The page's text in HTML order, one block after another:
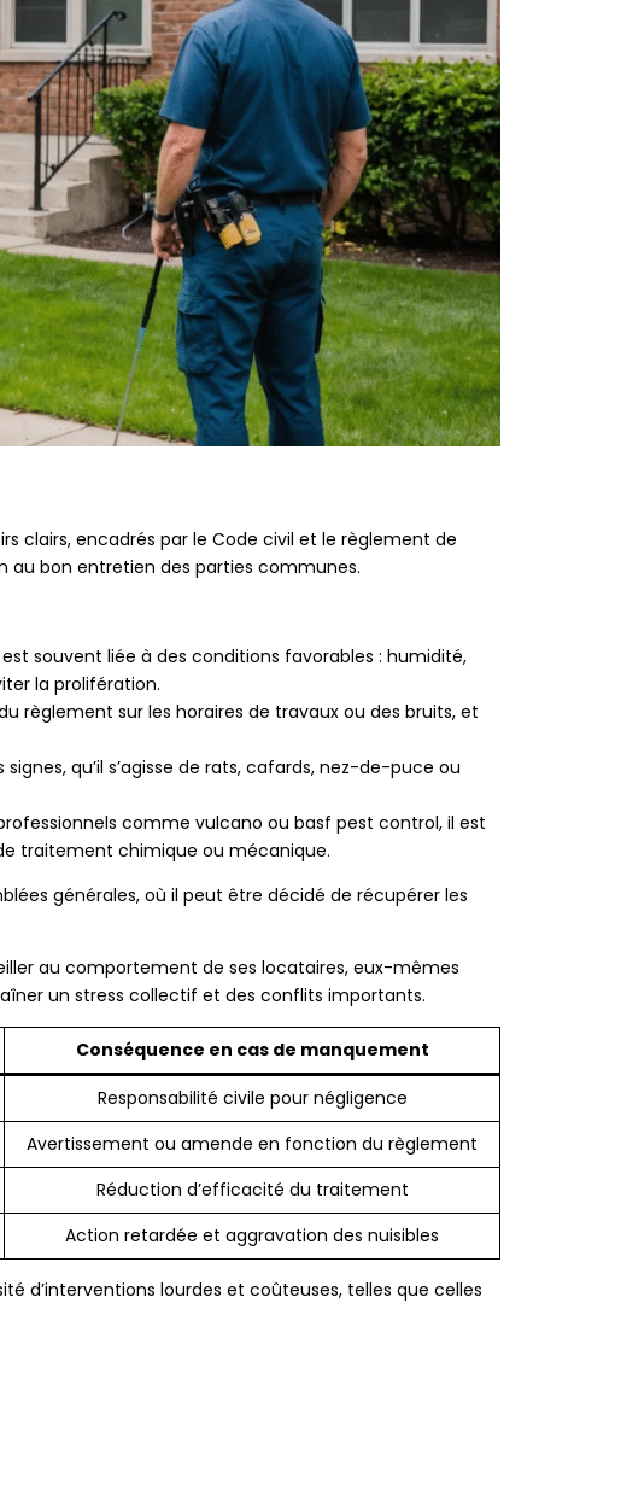
clairs, encadrés par le Code civil et le règlement de
au bon entretien des parties communes.
souvent liée à des conditions favorables : humidité,
la prolifération.
règlement sur les horaires de travaux ou des bruits, et
qu’il s’agisse de rats, cafards, nez-de-puce ou
comme vulcano ou basf pest control, il est
traitement chimique ou mécanique.
générales, où il peut être décidé de récupérer les
au comportement de ses locataires, eux-mêmes
un stress collectif et des conflits importants.
Conséquence en cas de manquement
Responsabilité civile pour négligence
Avertissement ou amende en fonction du règlement
Réduction d’efficacité du traitement
Action retardée et aggravation des nuisibles
d’interventions lourdes et coûteuses, telles que celles